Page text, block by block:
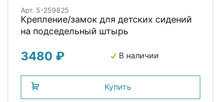
Арт. 5-259825
Крепление/замок для детских сидений
на подседельный штырь
3480 ₽ В наличии
Купить